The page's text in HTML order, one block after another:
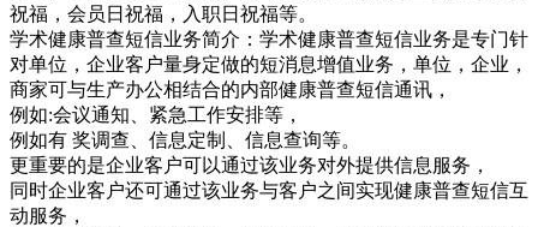
祝福，会员日祝福，入职日祝福等。
学术健康普查短信业务简介：学术健康普查短信业务是专门针
对单位，企业客户量身定做的短消息增值业务，单位，企业，
商家可与生产办公相结合的内部健康普查短信通讯，
例如:会议通知、紧急工作安排等，
例如有 奖调查、信息定制、信息查询等。
更重要的是企业客户可以通过该业务对外提供信息服务，
同时企业客户还可通过该业务与客户之间实现健康普查短信互
动服务，